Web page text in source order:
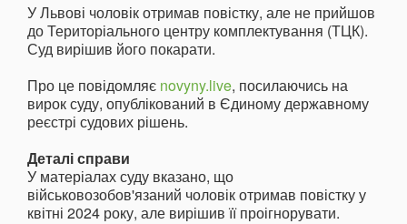
У Львові чоловік отримав повістку, але не прийшов
до Територіального центру комплектування (ТЦК).
Суд вирішив його покарати.
Про це повідомляє novyny.live, посилаючись на
вирок суду, опублікований в Єдиному державному
реєстрі судових рішень.
Деталі справи
У матеріалах суду вказано, що
військовозобов'язаний чоловік отримав повістку у
квітні 2024 року, але вирішив її проігнорувати.